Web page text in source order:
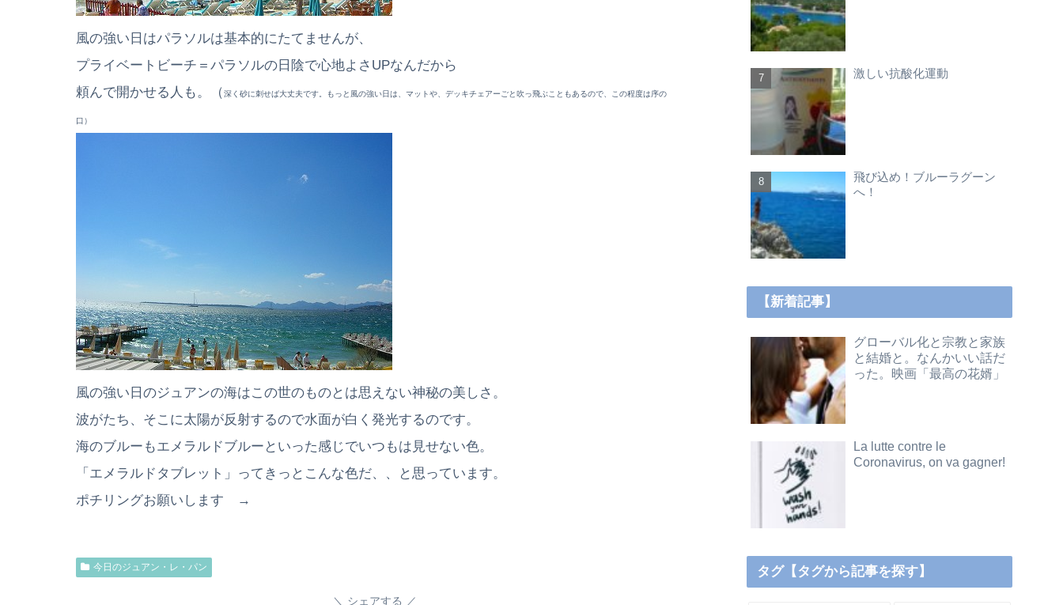
風の強い日はパラソルは基本的にたてませんが、
プライベートビーチ＝パラソルの日陰で心地よさUPなんだから
頼んで開かせる人も。（深く砂に刺せば大丈夫です。もっと風の強い日は、マットや、デッキチェアーごと吹っ飛ぶこともあるので、この程度は序の
口）
風の強い日のジュアンの海はこの世のものとは思えない神秘の美しさ。
波がたち、そこに太陽が反射するので水面が白く発光するのです。
海のブルーもエメラルドブルーといった感じでいつもは見せない色。
「エメラルドタブレット」ってきっとこんな色だ、、と思っています。
ポチリングお願いします →
今日のジュアン・レ・パン
シェアする
激しい抗酸化運動
飛び込め！ブルーラグーン
へ！
【新着記事】
グローバル化と宗教と家族
と結婚と。なんかいい話だ
った。映画「最高の花婿」
La lutte contre le
Coronavirus, on va gagner!
タグ【タグから記事を探す】